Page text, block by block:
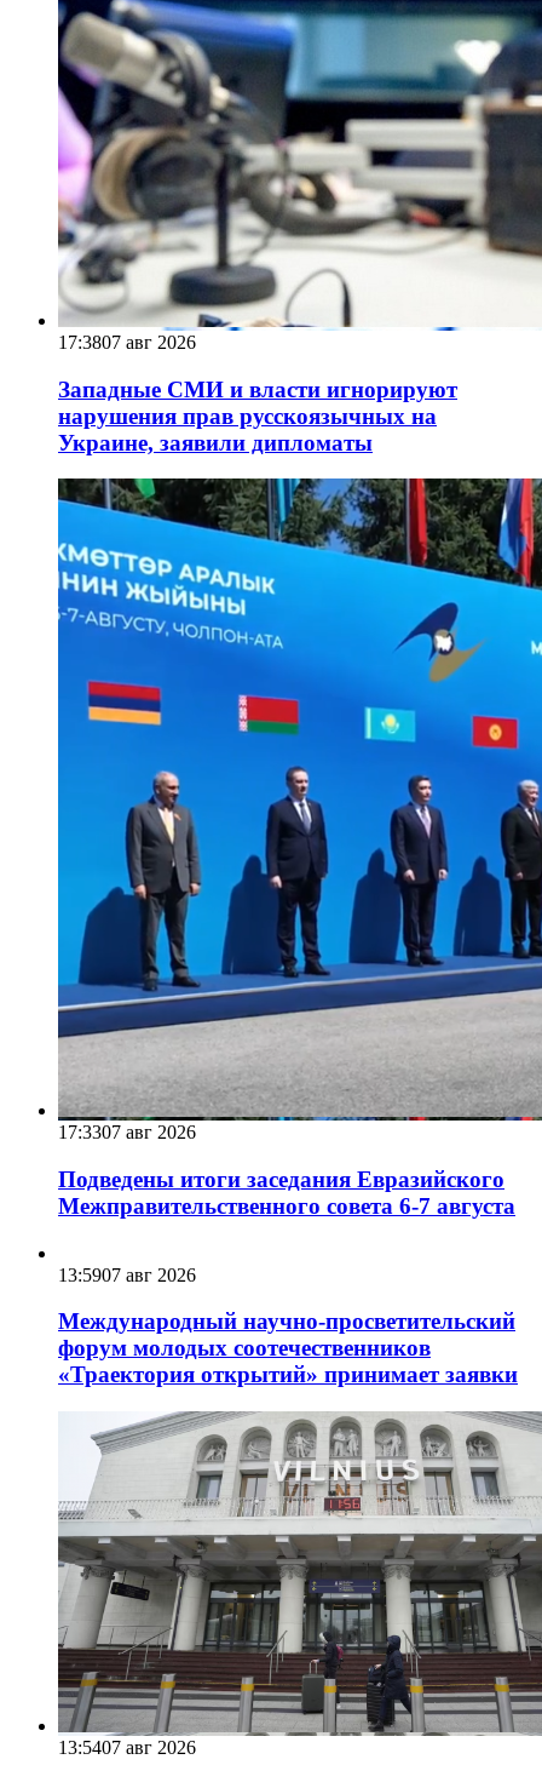
17:3807 авг 2026
Западные СМИ и власти игнорируют
нарушения прав русскоязычных на
Украине, заявили дипломаты
17:3307 авг 2026
Подведены итоги заседания Евразийского
Межправительственного совета 6-7 августа
13:5907 авг 2026
Международный научно-просветительский
форум молодых соотечественников
«Траектория открытий» принимает заявки
13:5407 авг 2026